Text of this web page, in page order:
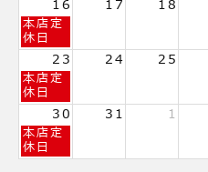
8
月
9th
2026
16 17 18
日
曜
日,
8
月
16th
2026
本店定
休日
23 24 25
日
曜
日,
8
月
23rd
本店定
休日
30 31 1
日
曜
日,
本店定
休日